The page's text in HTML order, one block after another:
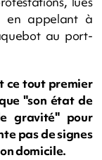
en appelant à
au port-
ce tout premier
"son état de
gravité" pour
pas de signes
domicile.